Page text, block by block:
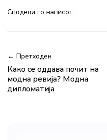
Сподели го написот:
← Претходен
Како се оддава почит на
модна ревија? Модна
дипломатија